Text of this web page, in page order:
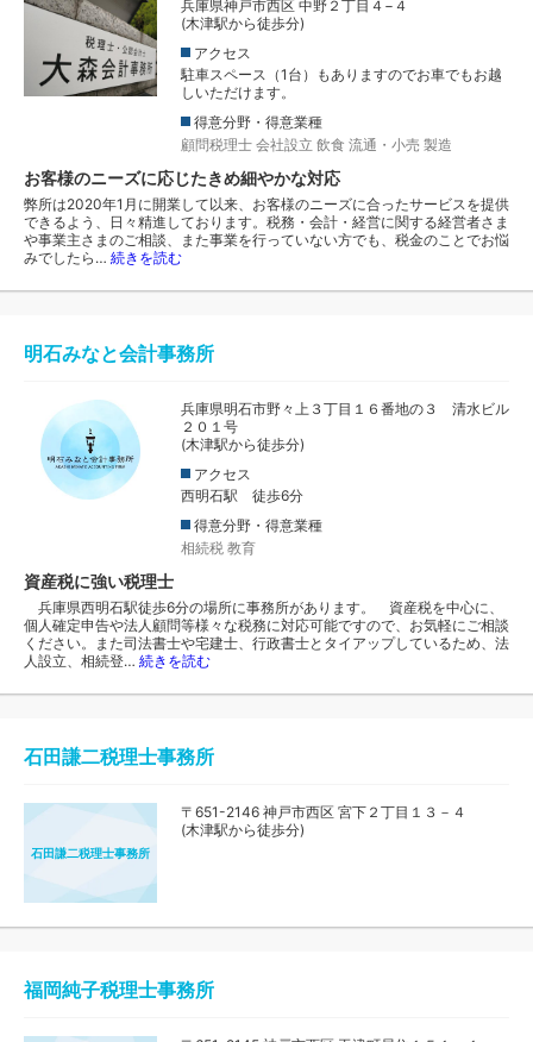
兵庫県神戸市西区 中野２丁目４−４
(木津駅から徒歩分)
アクセス
駐車スペース（1台）もありますのでお車でもお越
しいただけます。
得意分野・得意業種
顧問税理士 会社設立 飲食 流通・小売 製造
お客様のニーズに応じたきめ細やかな対応
弊所は2020年1月に開業して以来、お客様のニーズに合ったサービスを提供
できるよう、日々精進しております。税務・会計・経営に関する経営者さま
や事業主さまのご相談、また事業を行っていない方でも、税金のことでお悩
みでしたら… 続きを読む
明石みなと会計事務所
兵庫県明石市野々上３丁目１６番地の３ 清水ビル
２０１号
(木津駅から徒歩分)
アクセス
西明石駅 徒歩6分
得意分野・得意業種
相続税 教育
資産税に強い税理士
兵庫県西明石駅徒歩6分の場所に事務所があります。 資産税を中心に、
個人確定申告や法人顧問等様々な税務に対応可能ですので、お気軽にご相談
ください。また司法書士や宅建士、行政書士とタイアップしているため、法
人設立、相続登… 続きを読む
石田謙二税理士事務所
石田謙二税理士事務所
〒651-2146 神戸市西区 宮下２丁目１３－４
(木津駅から徒歩分)
福岡純子税理士事務所